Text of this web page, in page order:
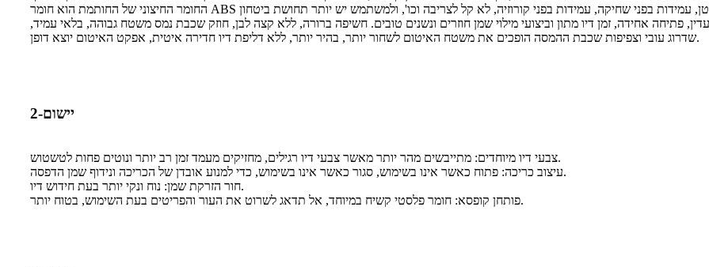
פתיחה אחידה, זמן דיו מתון וביצועי מילוי שמן חוזרים ונשנים טובים. חשיפה ברורה, ללא קצה לבן, חוזק שכבת נמס משטח גבוהה, בלאי עמיד,
שדרוג עובי וצפיפות שכבת ההמסה הופכים את משטח האיטום לשחור יותר, בהיר יותר, ללא דליפת דיו חדירה איטית, אפקט האיטום יוצא דופן.
יישום-2
צבעי דיו מיוחדים: מתייבשים מהר יותר מאשר צבעי דיו רגילים, מחזיקים מעמד זמן רב יותר ונוטים פחות לטשטוש.
עיצוב כריכה: פתוח כאשר אינו בשימוש, סגור כאשר אינו בשימוש, כדי למנוע אובדן של הכריכה ונידוף שמן הדפסה.
חור הזרקת שמן: נוח ונקי יותר בעת חידוש דיו.
פותחן קופסא: חומר פלסטי קשיח במיוחד, אל תדאג לשרוט את העור והפריטים בעת השימוש, בטוח יותר.